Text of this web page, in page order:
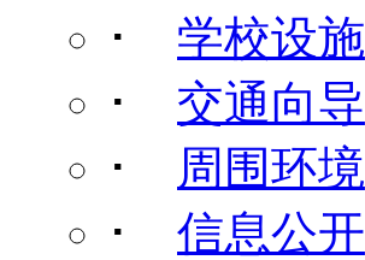
･ 学校设施
･ 交通向导
･ 周围环境
･ 信息公开